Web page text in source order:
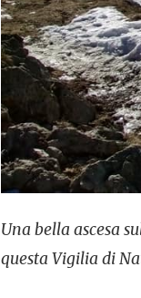
Una bella ascesa
questa Vigilia di